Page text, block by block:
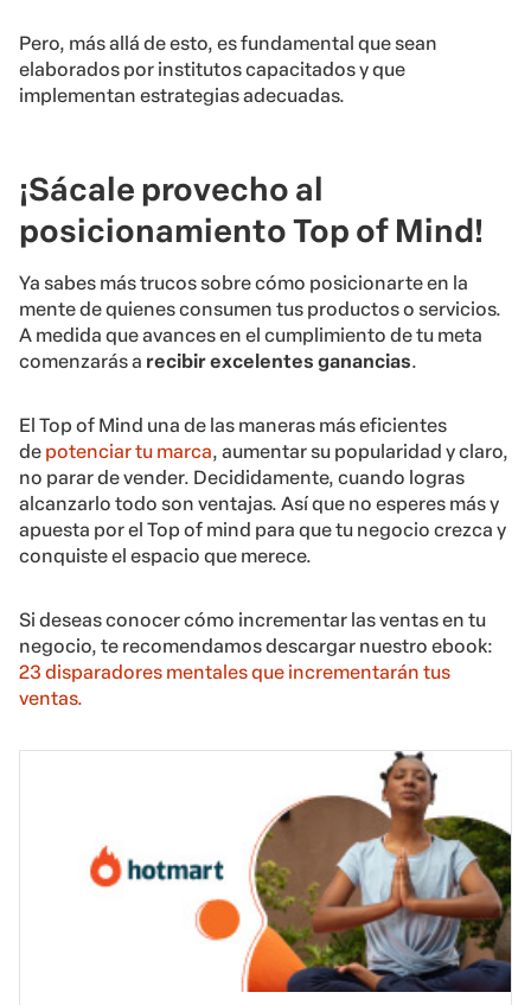
Pero, más allá de esto, es fundamental que sean
elaborados por institutos capacitados y que
implementan estrategias adecuadas.
¡Sácale provecho al
posicionamiento Top of Mind!
Ya sabes más trucos sobre cómo posicionarte en la
mente de quienes consumen tus productos o servicios.
A medida que avances en el cumplimiento de tu meta
comenzarás a recibir excelentes ganancias.
El Top of Mind una de las maneras más eficientes
de potenciar tu marca, aumentar su popularidad y claro,
no parar de vender. Decididamente, cuando logras
alcanzarlo todo son ventajas. Así que no esperes más y
apuesta por el Top of mind para que tu negocio crezca y
conquiste el espacio que merece.
Si deseas conocer cómo incrementar las ventas en tu
negocio, te recomendamos descargar nuestro ebook:
23 disparadores mentales que incrementarán tus
ventas.